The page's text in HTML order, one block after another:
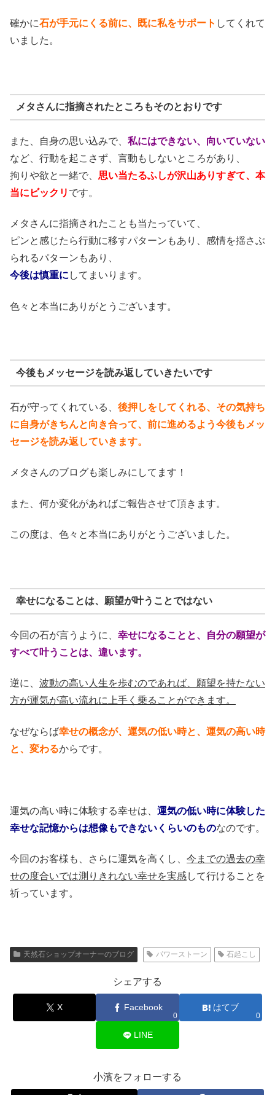
確かに石が手元にくる前に、既に私をサポート してくれて
いました。
メタさんに指摘されたところもそのとおりです
また、自身の思い込みで、 私にはできない、向いていない
など、行動を起こさず、言動もしないところがあり、
拘りや欲と一緒で、 思い当たるふしが沢山ありすぎて、本
当にビックリ です。
メタさんに指摘されたことも当たっていて、
ピンと感じたら行動に移すパターンもあり、感情を揺さぶ
られるパターンもあり、
今後は慎重に してまいります。
色々と本当にありがとうございます。
今後もメッセージを読み返していきたいです
石が守ってくれている、 後押しをしてくれる、その気持ち
に自身がきちんと向き合って、前に進めるよう今後もメッ
セージを読み返していきます。
メタさんのブログも楽しみにしてます！
また、何か変化があればご報告させて頂きます。
この度は、色々と本当にありがとうございました。
幸せになることは、願望が叶うことではない
今回の石が言うように、 幸せになることと、自分の願望が
すべて叶うことは、違います。
逆に、 波動の高い人生を歩むのであれば、願望を持たない
方が運気が高い流れに上手く乗ることができます。
なぜならば幸せの概念が、運気の低い時と、運気の高い時
と、変わるからです。
運気の高い時に体験する幸せは、 運気の低い時に体験した
幸せな記憶からは想像もできないくらいのものなのです。
今回のお客様も、さらに運気を高くし、 今までの過去の幸
せの度合いでは測りきれない幸せを実感して行けることを
祈っています。
天然石ショップオーナーのブログ パワーストーン 石起こし
シェアする
X Facebook
0
はてブ
0
LINE
小濱をフォローする